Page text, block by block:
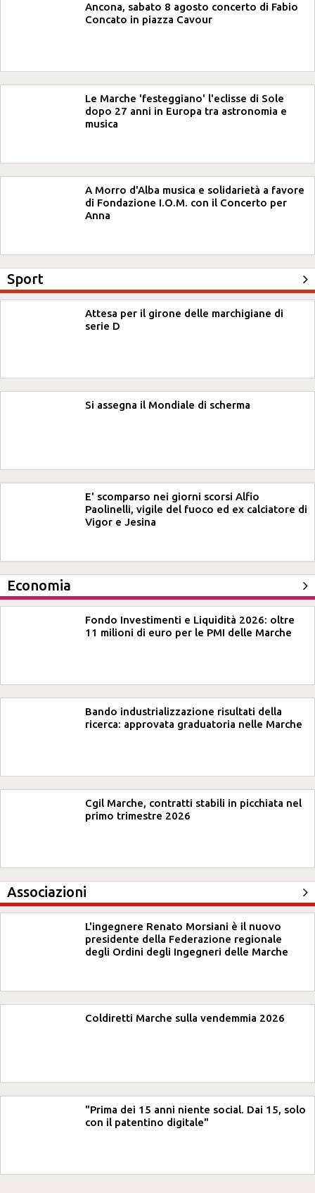
Ancona, sabato 8 agosto concerto di Fabio
Concato in piazza Cavour
Le Marche 'festeggiano' l'eclisse di Sole
dopo 27 anni in Europa tra astronomia e
musica
A Morro d'Alba musica e solidarietà a favore
di Fondazione I.O.M. con il Concerto per
Anna
Sport
Attesa per il girone delle marchigiane di
serie D
Si assegna il Mondiale di scherma
E' scomparso nei giorni scorsi Alfio
Paolinelli, vigile del fuoco ed ex calciatore di
Vigor e Jesina
Economia
Fondo Investimenti e Liquidità 2026: oltre
11 milioni di euro per le PMI delle Marche
Bando industrializzazione risultati della
ricerca: approvata graduatoria nelle Marche
Cgil Marche, contratti stabili in picchiata nel
primo trimestre 2026
Associazioni
L'ingegnere Renato Morsiani è il nuovo
presidente della Federazione regionale
degli Ordini degli Ingegneri delle Marche
Coldiretti Marche sulla vendemmia 2026
"Prima dei 15 anni niente social. Dai 15, solo
con il patentino digitale"